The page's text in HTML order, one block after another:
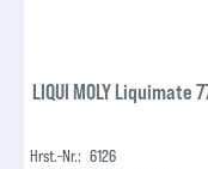
LIQUI MOLY
Hrst.-Nr.: 6126